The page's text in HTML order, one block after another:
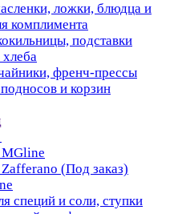
ложки, блюдца и
комплимента
подставки
френч-прессы
и корзин
(Под заказ)
специй и соли, ступки